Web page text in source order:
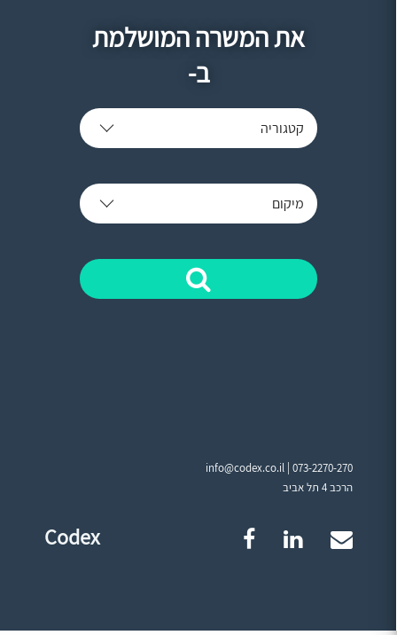
את המשרה המושלמת
ב-
קטגוריה
מיקום
info@codex.co.il |073-2270-270
הרכב 4 תל אביב
Codex